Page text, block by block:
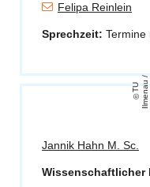
Felipa Reinlein
Sprechzeit: Termine
T
U
Il
m
e
n
u /
A
n
Li
F
o
t
o
g
r
a
fi
Jannik Hahn M. Sc.
Wissenschaftlicher